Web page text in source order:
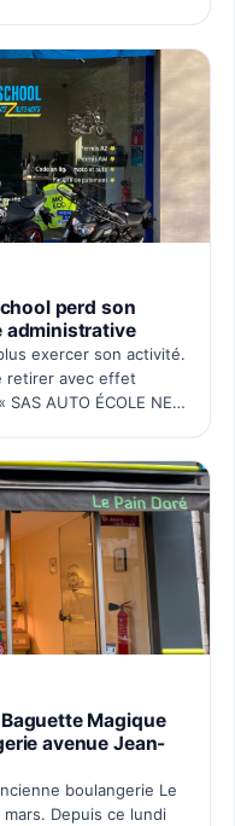
perd son
administrative
exercer son activité.
retirer avec effet
AUTO ÉCOLE NEW
Magique
avenue Jean-
boulangerie Le
Depuis ce lundi